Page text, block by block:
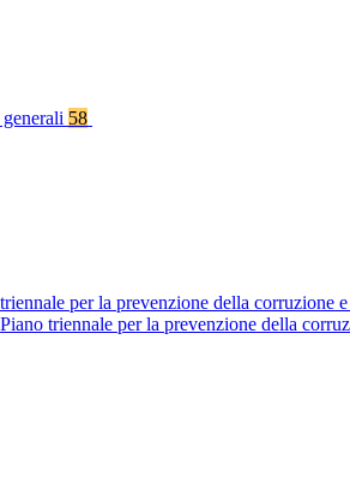
58
per la prevenzione della corruzione e
Piano triennale per la prevenzione della